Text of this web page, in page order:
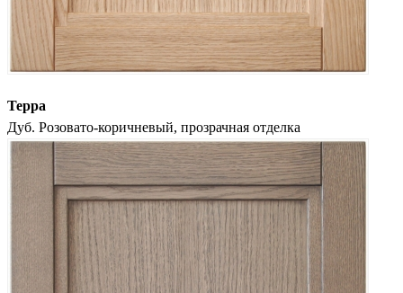
Терра
Дуб. Розовато-коричневый, прозрачная отделка